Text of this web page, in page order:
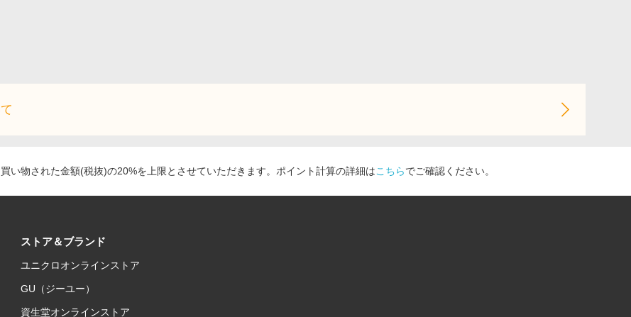
い物された金額(税抜)の20%を上限とさせていただきます。ポイント計算の詳細はこちらでご確認ください。
ストア＆ブランド
ユニクロオンラインストア
GU（ジーユー）
資生堂オンラインストア